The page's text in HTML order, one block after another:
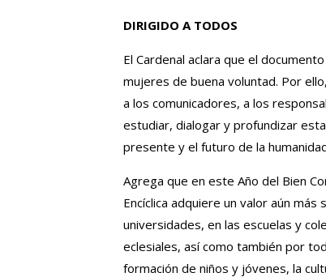
DIRIGIDO A TODOS
El Cardenal aclara que el
mujeres de buena voluntad. Por
a los comunicadores, a los
estudiar, dialogar y profundizar
presente y el futuro de la
Agrega que en este Año del Bien
Encíclica adquiere un valor aún
universidades, en las escuelas y
eclesiales, así como también por
formación de niños y jóvenes, la